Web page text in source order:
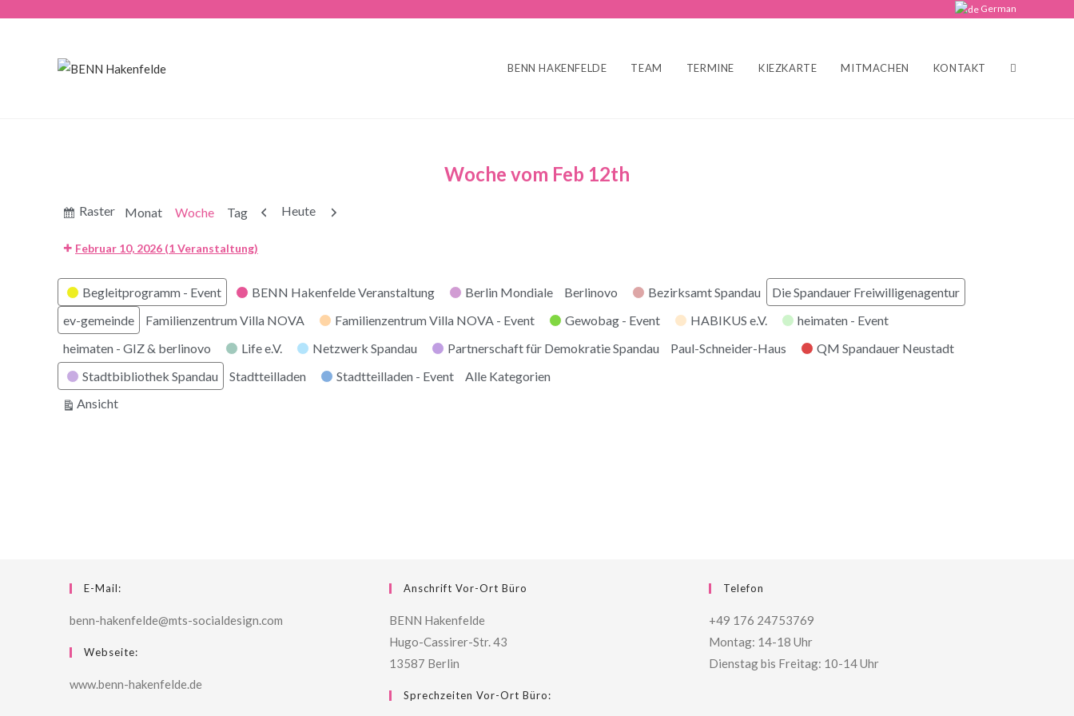
German
BENN HAKENFELDE TEAM TERMINE KIEZKARTE MITMACHEN KONTAKT
Woche vom Feb 12th
Anzeigen
Raster Monat Woche Tag Zurück
Heute Weiter
Februar 10, 2026 (1 Veranstaltung)
Kategorien
Begleitprogramm - Event BENN Hakenfelde Veranstaltung Berlin Mondiale Berlinovo Bezirksamt Spandau
Die Spandauer Freiwilligenagentur
ev-gemeinde
Familienzentrum Villa NOVA Familienzentrum Villa NOVA - Event Gewobag - Event HABIKUS e.V.
heimaten - Event
heimaten - GIZ & berlinovo
Life e.V. Netzwerk Spandau Partnerschaft für Demokratie Spandau Paul-Schneider-Haus
QM Spandauer Neustadt
Stadtbibliothek Spandau
Stadtteilladen Stadtteilladen - Event
Alle Kategorien
Ansichtausdrucken
E-Mail:
benn-hakenfelde@mts-socialdesign.com
Webseite:
www.benn-hakenfelde.de
Anschrift Vor-Ort Büro
BENN Hakenfelde
Hugo-Cassirer-Str. 43
13587 Berlin
Sprechzeiten Vor-Ort Büro:
Telefon
+49 176 24753769
Montag: 14-18 Uhr
Dienstag bis Freitag: 10-14 Uhr